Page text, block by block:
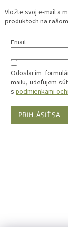
Vložte svoj e-mail a
produktoch na
Email
Odoslaním
mailu, udeľujem
s podmienkami
PRIHLÁSIŤ SA